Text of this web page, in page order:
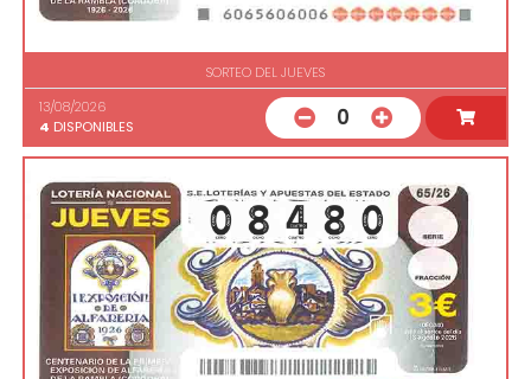
SORTEO DEL JUEVES
13/08/2026
4 DISPONIBLES 0